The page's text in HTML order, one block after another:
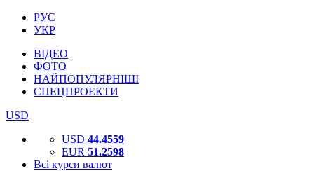
РУС
УКР
ВІДЕО
ФОТО
НАЙПОПУЛЯРНІШІ
СПЕЦПРОЕКТИ
USD
USD 44.4559
EUR 51.2598
Всі курси валют